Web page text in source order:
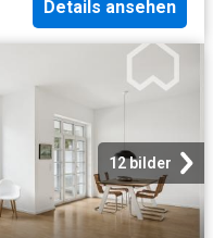
Details ansehen
12 bilder